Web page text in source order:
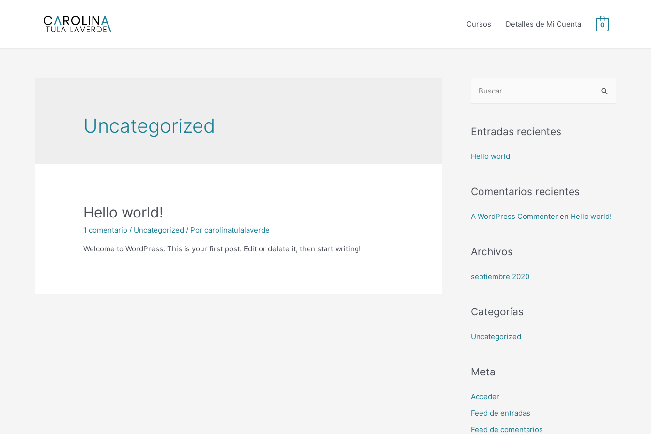
Cursos Detalles de Mi Cuenta 0
Uncategorized
Hello world!
1 comentario / Uncategorized / Porcarolinatulalaverde
Welcome to WordPress. This is your first post. Edit or delete it, then start writing!
c
r
o
:
Entradas recientes
Hello world!
Comentarios recientes
A WordPress Commenter en Hello world!
Archivos
septiembre 2020
Categorías
Uncategorized
Meta
Acceder
Feed de entradas
Feed de comentarios